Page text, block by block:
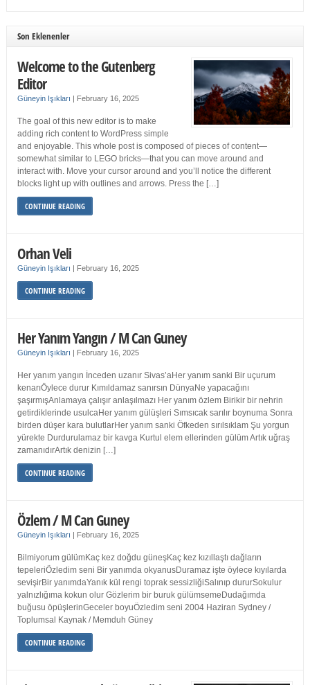
Son Eklenenler
Welcome to the Gutenberg
Editor
Güneyin Işıkları | February 16, 2025
The goal of this new editor is to make
adding rich content to WordPress simple
and enjoyable. This whole post is composed of pieces of content—
somewhat similar to LEGO bricks—that you can move around and
interact with. Move your cursor around and you’ll notice the different
blocks light up with outlines and arrows. Press the […]
CONTINUE READING
Orhan Veli
Güneyin Işıkları | February 16, 2025
CONTINUE READING
Her Yanım Yangın / M Can Guney
Güneyin Işıkları | February 16, 2025
Her yanım yangın İnceden uzanır Sivas’aHer yanım sanki Bir uçurum
kenarıÖylece durur Kımıldamaz sanırsın DünyaNe yapacağını
şaşırmışAnlamaya çalışır anlaşılmazı Her yanım özlem Birikir bir nehrin
getirdiklerinde usulcaHer yanım gülüşleri Sımsıcak sarılır boynuma Sonra
birden düşer kara bulutlarHer yanım sanki Öfkeden sırılsıklam Şu yorgun
yürekte Durdurulamaz bir kavga Kurtul elem ellerinden gülüm Artık uğraş
zamanıdırArtık denizin […]
CONTINUE READING
Özlem / M Can Guney
Güneyin Işıkları | February 16, 2025
Bilmiyorum gülümKaç kez doğdu güneşKaç kez kızıllaştı dağların
tepeleriÖzledim seni Bir yanımda okyanusDuramaz işte öylece kıyılarda
sevişirBir yanımdaYanık kül rengi toprak sessizliğiSalınıp dururSokulur
yalnızlığıma kokun olur Gözlerim bir buruk gülümsemeDudağımda
buğusu öpüşlerinGeceler boyuÖzledim seni 2004 Haziran Sydney /
Toplumsal Kaynak / Memduh Güney
CONTINUE READING